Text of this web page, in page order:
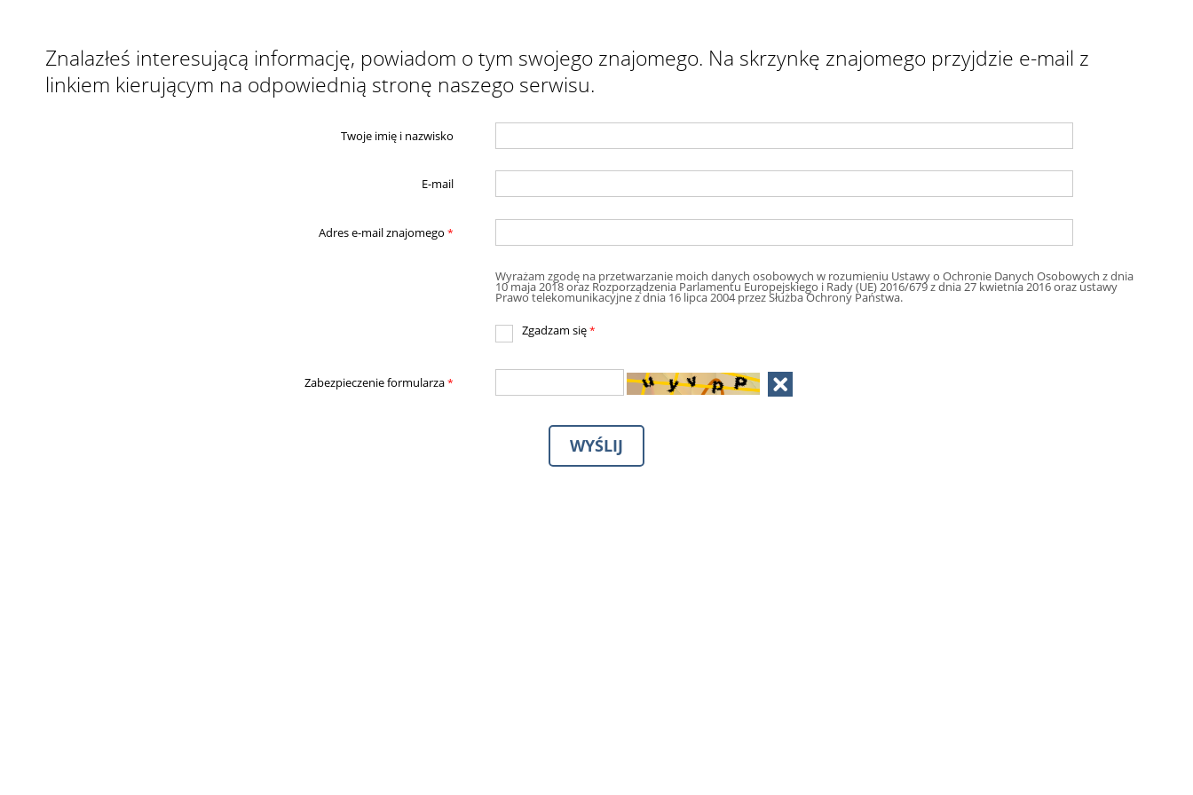
Znalazłeś interesującą informację, powiadom o tym swojego znajomego. Na skrzynkę znajomego przyjdzie e-mail z
linkiem kierującym na odpowiednią stronę naszego serwisu.
Twoje imię i nazwisko
E-mail
Adres e-mail znajomego *
Wyrażam zgodę na przetwarzanie moich danych osobowych w rozumieniu Ustawy o Ochronie Danych Osobowych z dnia
10 maja 2018 oraz Rozporządzenia Parlamentu Europejskiego i Rady (UE) 2016/679 z dnia 27 kwietnia 2016 oraz ustawy
Prawo telekomunikacyjne z dnia 16 lipca 2004 przez Służba Ochrony Państwa.
Zgadzam się*
Zabezpieczenie formularza *